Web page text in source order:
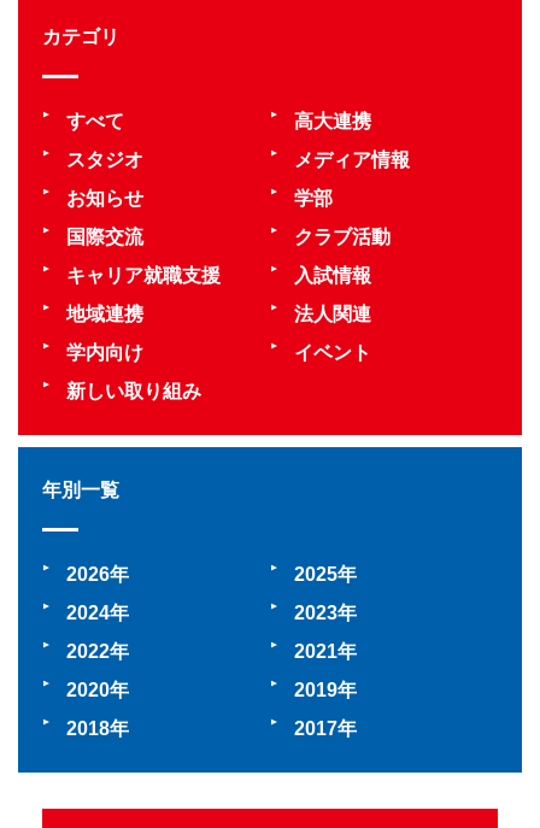
カテゴリ
すべて
高大連携
スタジオ
メディア情報
お知らせ
学部
国際交流
クラブ活動
キャリア就職支援
入試情報
地域連携
法人関連
学内向け
イベント
新しい取り組み
年別一覧
2026
2025
2024
2023
2022
2021
2020
2019
2018
2017